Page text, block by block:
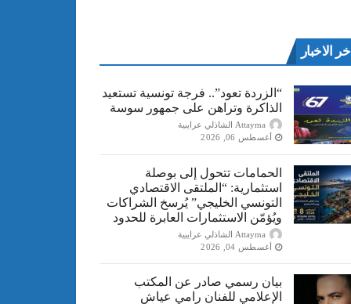
الاخبار
“الزردة تعود”.. فرجة تونسية تستعيد
الذاكرة وتراهن على جمهور سوسة
Attayma الشاذلي عرايبية
أغسطس 06, 2026
الحمامات تتحول إلى بوصلة
استثمارية: “الملتقى الاقتصادي
التونسي الخليجي” يُرسخ الشراكات
ويُؤمّن الاستثمارات العابرة للحدود
Attayma الشاذلي عرايبية
أغسطس 04, 2026
بيان رسمي صادر عن المكتب
الإعلامي للفنان رامي عياش